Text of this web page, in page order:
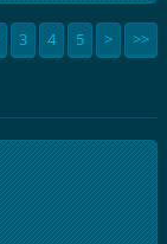
3 4 5 > >>